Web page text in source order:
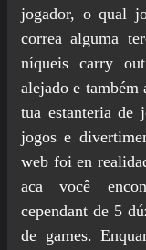
jogador, o qual
correa alguma
níqueis carry
alejado e
tua estanteria de
jogos e
web foi en
aca você
cependant de 5
de games.